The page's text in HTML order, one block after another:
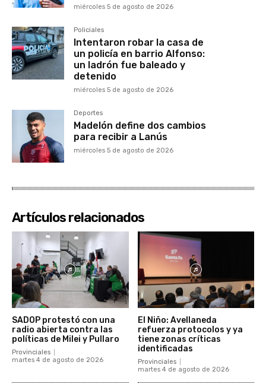
miércoles 5 de agosto de 2026
Policiales
Intentaron robar la casa de
un policía en barrio Alfonso:
un ladrón fue baleado y
detenido
miércoles 5 de agosto de 2026
Deportes
Madelón define dos cambios
para recibir a Lanús
miércoles 5 de agosto de 2026
Artículos relacionados
SADOP protestó con una
radio abierta contra las
políticas de Milei y Pullaro
Provinciales
martes 4 de agosto de 2026
El Niño: Avellaneda
refuerza protocolos y ya
tiene zonas críticas
identificadas
Provinciales
martes 4 de agosto de 2026